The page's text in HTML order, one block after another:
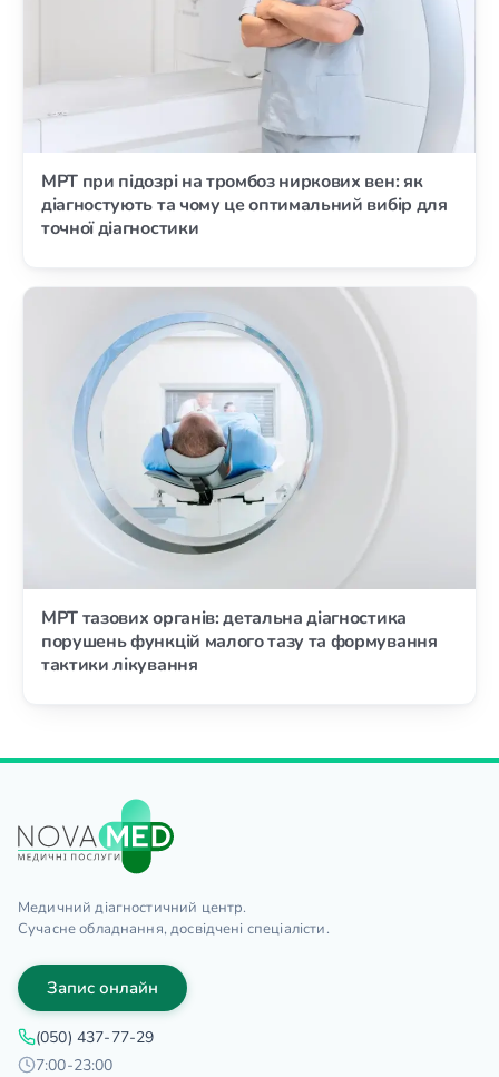
МРТ при підозрі на тромбоз ниркових вен: як
діагностують та чому це оптимальний вибір для
точної діагностики
МРТ тазових органів: детальна діагностика
порушень функцій малого тазу та формування
тактики лікування
Медичний діагностичний центр.
Сучасне обладнання, досвідчені спеціалісти.
Запис онлайн
(050) 437-77-29
7:00-23:00